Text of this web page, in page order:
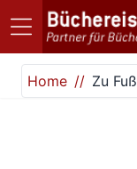
Direkt zum Inhalt
Home
Zu Fuß